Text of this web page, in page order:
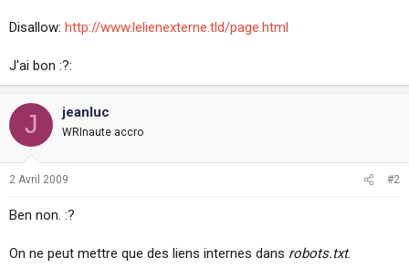
o
Disallow: http://www.lelienexterne.tld/page.html
J'ai bon :?:
J jeanluc
WRInaute accro
2 Avril 2009 #2
Ben non. :?
On ne peut mettre que des liens internes dans robots.txt.